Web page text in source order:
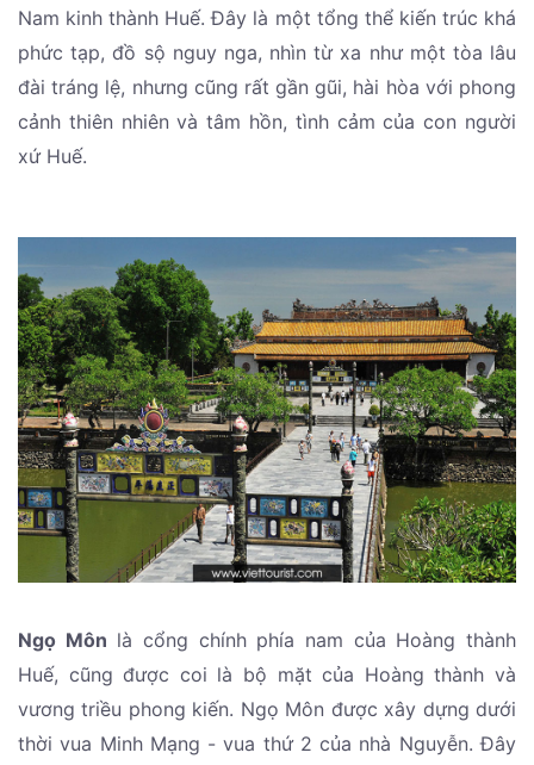
Nam kinh thành Huế. Đây là một tổng thể kiến trúc khá
phức tạp, đồ sộ nguy nga, nhìn từ xa như một tòa lâu
đài tráng lệ, nhưng cũng rất gần gũi, hài hòa với phong
cảnh thiên nhiên và tâm hồn, tình cảm của con người
xứ Huế.
Ngọ Môn là cổng chính phía nam của Hoàng thành
Huế, cũng được coi là bộ mặt của Hoàng thành và
vương triều phong kiến. Ngọ Môn được xây dựng dưới
thời vua Minh Mạng - vua thứ 2 của nhà Nguyễn. Đây